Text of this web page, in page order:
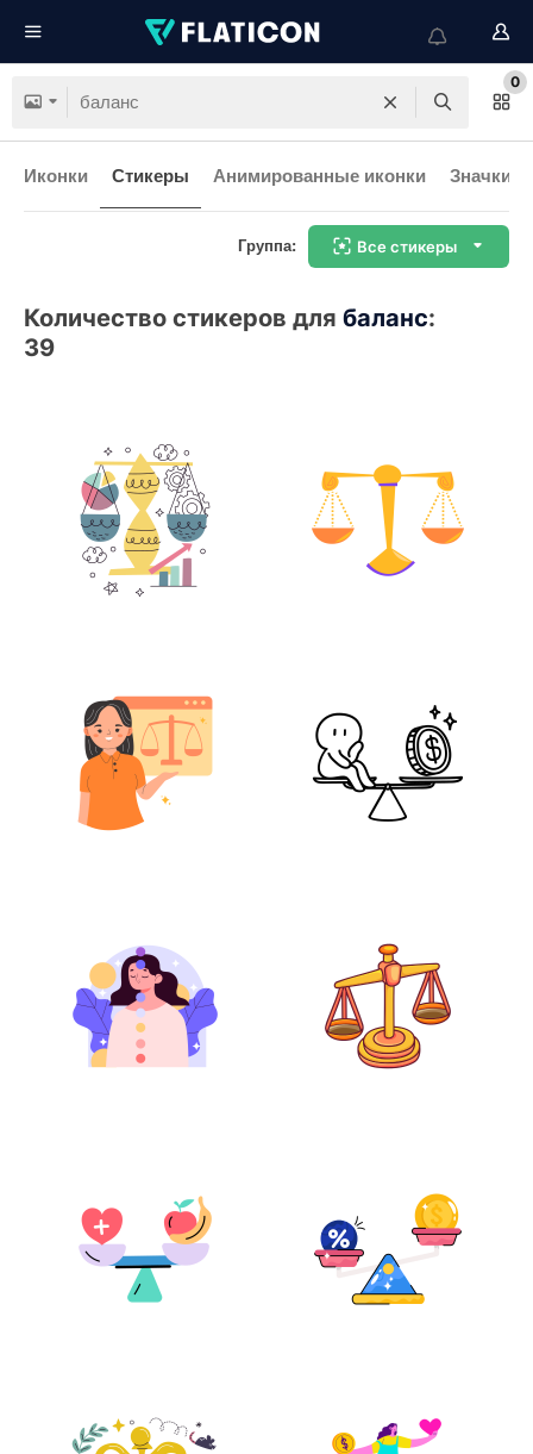
0
Иконки Стикеры Анимированные иконки Значки
Группа: Все стикеры
Количество стикеров для баланс:
39